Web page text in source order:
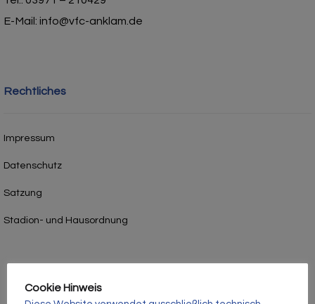
E-Mail: info@vfc-anklam.de
Rechtliches
Impressum
Datenschutz
Satzung
Stadion- und Hausordnung
Cookie Hinweis